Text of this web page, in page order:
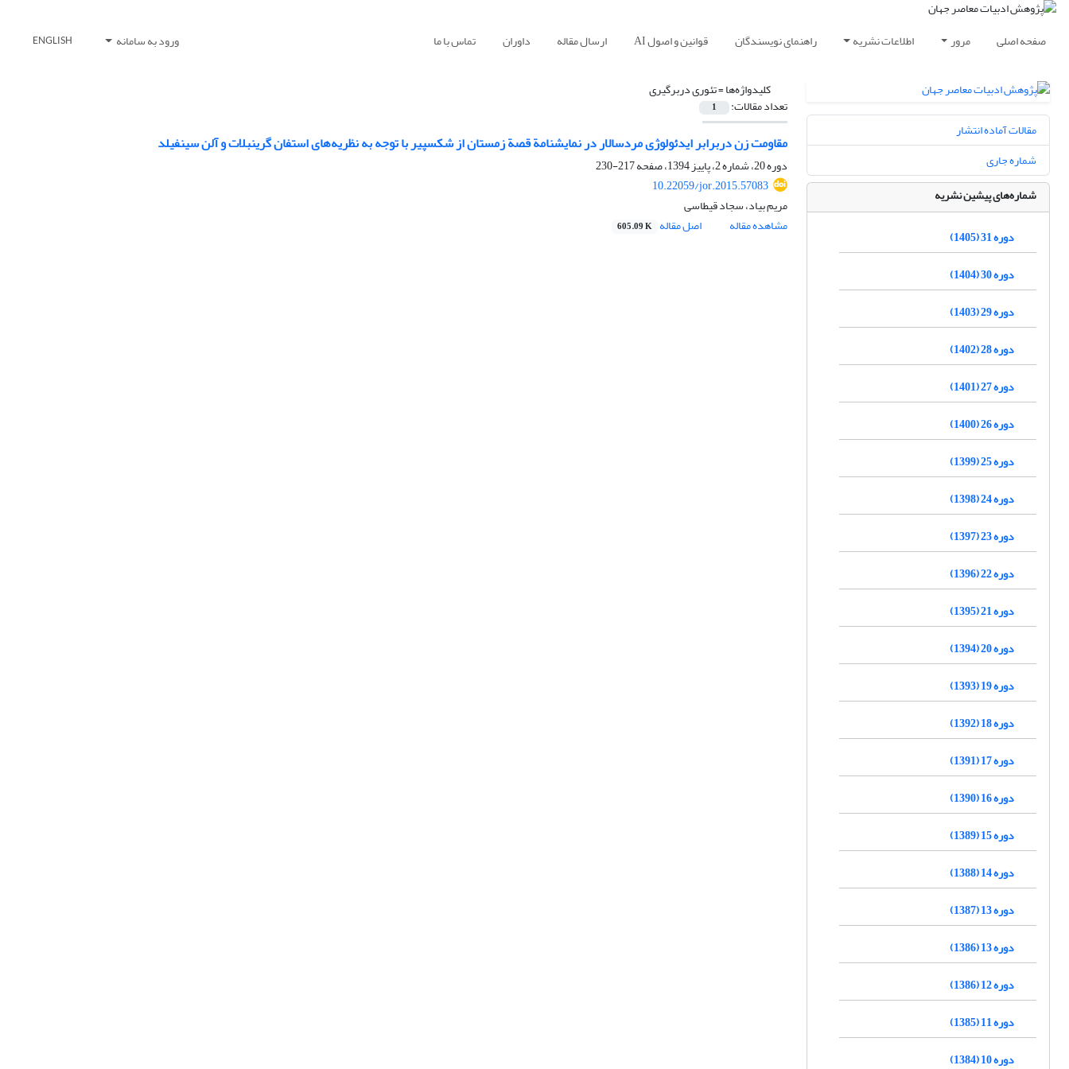
صفحه اصلی مرور اطلاعات نشریه راهنمای نویسندگان قوانین و اصول AI ارسال مقاله داوران تماس با ما ورود به سامانه ENGLISH
کلیدواژه‌ها =تئوری دربرگیری
تعداد مقالات: 1
مقاومت زن دربرابر ایدئولوژی مردسالار در نمایشنامة قصة زمستان از شکسپیر با توجه به نظریه‌های استفان گرینبلات و آلن سینفیلد
دوره 20، شماره 2، پاییز 1394، صفحه
217-230
10.22059/jor.2015.57083
مریم بیاد، سجاد قیطاسی
مشاهده مقاله
اصل مقاله 605.09 K
مقالات آماده انتشار
شماره جاری
شماره‌های پیشین نشریه
دوره 31 (1405)
دوره 30 (1404)
دوره 29 (1403)
دوره 28 (1402)
دوره 27 (1401)
دوره 26 (1400)
دوره 25 (1399)
دوره 24 (1398)
دوره 23 (1397)
دوره 22 (1396)
دوره 21 (1395)
دوره 20 (1394)
دوره 19 (1393)
دوره 18 (1392)
دوره 17 (1391)
دوره 16 (1390)
دوره 15 (1389)
دوره 14 (1388)
دوره 13 (1387)
دوره 13 (1386)
دوره 12 (1386)
دوره 11 (1385)
دوره 10 (1384)